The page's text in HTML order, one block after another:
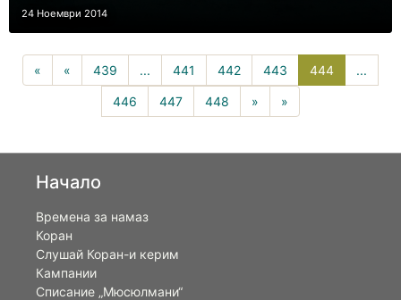
24 Ноември 2014
« « 439 ... 441 442 443 444 ...
446 447 448 » »
Начало
Времена за намаз
Коран
Слушай Коран-и керим
Кампании
Списание „Мюсюлмани“